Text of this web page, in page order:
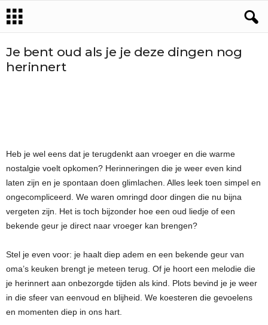
Je bent oud als je je deze dingen nog
herinnert
Heb je wel eens dat je terugdenkt aan vroeger en die warme
nostalgie voelt opkomen? Herinneringen die je weer even kind
laten zijn en je spontaan doen glimlachen. Alles leek toen simpel en
ongecompliceerd. We waren omringd door dingen die nu bijna
vergeten zijn. Het is toch bijzonder hoe een oud liedje of een
bekende geur je direct naar vroeger kan brengen?
Stel je even voor: je haalt diep adem en een bekende geur van
oma’s keuken brengt je meteen terug. Of je hoort een melodie die
je herinnert aan onbezorgde tijden als kind. Plots bevind je je weer
in die sfeer van eenvoud en blijheid. We koesteren die gevoelens
en momenten diep in ons hart.